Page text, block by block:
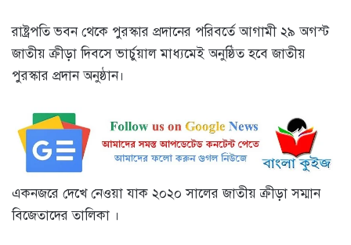
রাষ্ট্রপতি ভবন থেকে পুরস্কার প্রদানের পরিবর্তে আগামী ২৯ অগস্ট
জাতীয় ক্রীড়া দিবসে ভার্চুয়াল মাধ্যমেই অনুষ্ঠিত হবে জাতীয়
পুরস্কার প্রদান অনুষ্ঠান।
একনজরে দেখে নেওয়া যাক ২০২০ সালের জাতীয় ক্রীড়া সম্মান
বিজেতাদের তালিকা ।